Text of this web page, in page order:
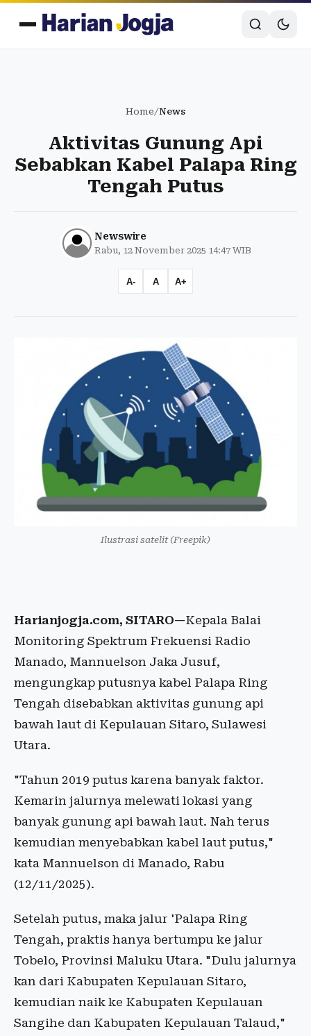
Home/News
Aktivitas Gunung Api
Sebabkan Kabel Palapa Ring
Tengah Putus
Newswire
Rabu, 12 November 2025 14:47 WIB
A- A A+
Ilustrasi satelit (Freepik)
Harianjogja.com, SITARO—Kepala Balai
Monitoring Spektrum Frekuensi Radio
Manado, Mannuelson Jaka Jusuf,
mengungkap putusnya kabel Palapa Ring
Tengah disebabkan aktivitas gunung api
bawah laut di Kepulauan Sitaro, Sulawesi
Utara.
"Tahun 2019 putus karena banyak faktor.
Kemarin jalurnya melewati lokasi yang
banyak gunung api bawah laut. Nah terus
kemudian menyebabkan kabel laut putus,"
kata Mannuelson di Manado, Rabu
(12/11/2025).
Setelah putus, maka jalur 'Palapa Ring
Tengah, praktis hanya bertumpu ke jalur
Tobelo, Provinsi Maluku Utara. "Dulu jalurnya
kan dari Kabupaten Kepulauan Sitaro,
kemudian naik ke Kabupaten Kepulauan
Sangihe dan Kabupaten Kepulauan Talaud,"